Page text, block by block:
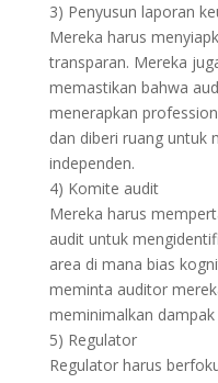
3) Penyusun laporan
Mereka harus
transparan. Mereka
memastikan bahwa
menerapkan
dan diberi ruang untuk
independen.
4) Komite audit
Mereka harus
audit untuk
area di mana bias
meminta auditor
meminimalkan
5) Regulator
Regulator harus